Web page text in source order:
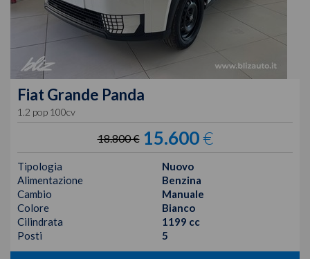
Fiat Grande Panda
1.2 pop 100cv
18.800 € 15.600€
Tipologia
Nuovo
Alimentazione
Benzina
Cambio
Manuale
Colore
Bianco
Cilindrata
1199 cc
Posti
5